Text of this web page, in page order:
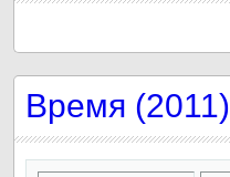
Время (2011)